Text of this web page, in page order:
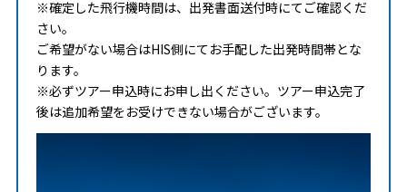
※確定した飛行機時間は、出発書面送付時にてご確認くだ
さい。
ご希望がない場合はHIS側にてお手配した出発時間帯とな
ります。
※必ずツアー申込時にお申し出ください。ツアー申込完了
後は追加希望をお受けできない場合がございます。